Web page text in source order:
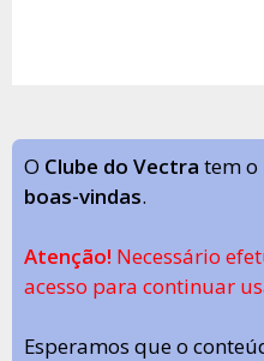
O Clube do Vectra tem o
boas-vindas.
Atenção! Necessário
acesso para continuar
Esperamos que o